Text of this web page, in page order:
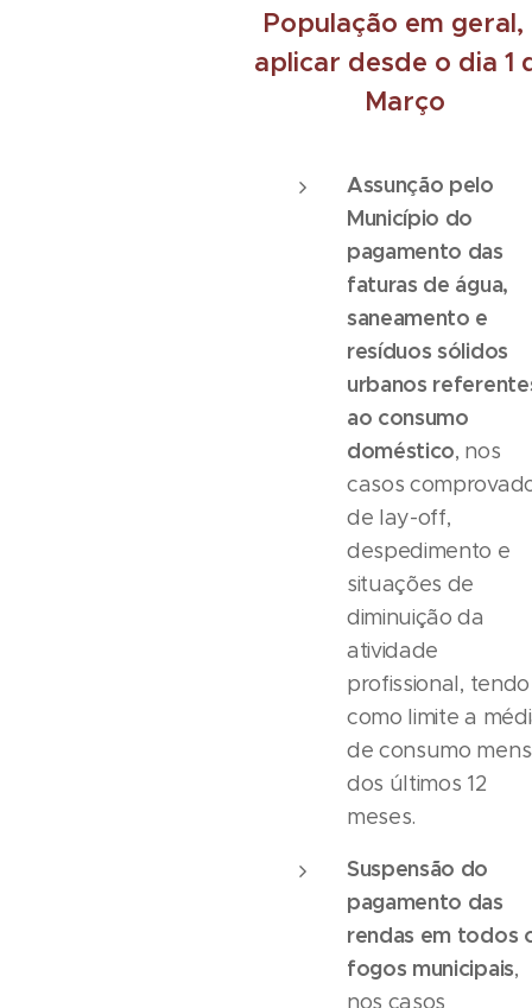
População em geral,
aplicar desde o dia 1
Março
Assunção pelo
Município do
pagamento das
faturas de água,
saneamento e
resíduos sólidos
urbanos
ao consumo
doméstico, nos
casos
de lay-off,
despedimento e
situações de
diminuição da
atividade
profissional, tendo
como limite a
de consumo
dos últimos 12
meses.
Suspensão do
pagamento das
rendas em todos
fogos municipais,
nos casos